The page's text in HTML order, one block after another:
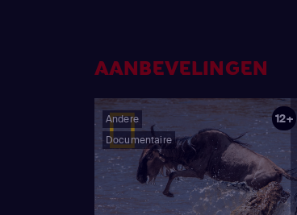
AANBEVELINGEN
Andere
Documentaire
12+